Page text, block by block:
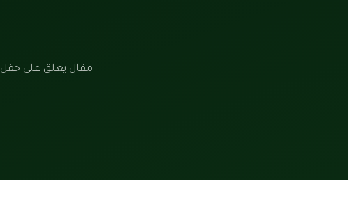
مقال يعلق على حفل